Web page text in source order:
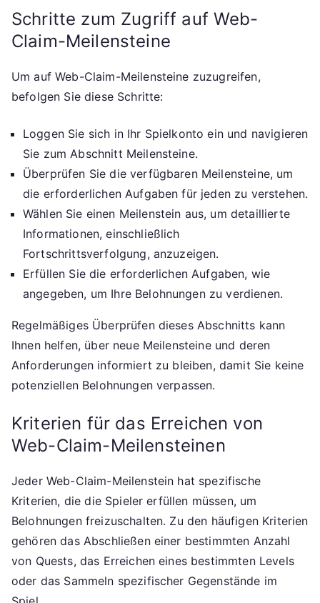
Schritte zum Zugriff auf Web-
Claim-Meilensteine
Um auf Web-Claim-Meilensteine zuzugreifen,
befolgen Sie diese Schritte:
Loggen Sie sich in Ihr Spielkonto ein und navigieren
Sie zum Abschnitt Meilensteine.
Überprüfen Sie die verfügbaren Meilensteine, um
die erforderlichen Aufgaben für jeden zu verstehen.
Wählen Sie einen Meilenstein aus, um detaillierte
Informationen, einschließlich
Fortschrittsverfolgung, anzuzeigen.
Erfüllen Sie die erforderlichen Aufgaben, wie
angegeben, um Ihre Belohnungen zu verdienen.
Regelmäßiges Überprüfen dieses Abschnitts kann
Ihnen helfen, über neue Meilensteine und deren
Anforderungen informiert zu bleiben, damit Sie keine
potenziellen Belohnungen verpassen.
Kriterien für das Erreichen von
Web-Claim-Meilensteinen
Jeder Web-Claim-Meilenstein hat spezifische
Kriterien, die die Spieler erfüllen müssen, um
Belohnungen freizuschalten. Zu den häufigen Kriterien
gehören das Abschließen einer bestimmten Anzahl
von Quests, das Erreichen eines bestimmten Levels
oder das Sammeln spezifischer Gegenstände im